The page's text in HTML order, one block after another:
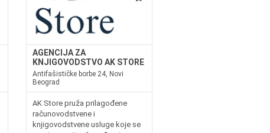
AGENCIJA ZA
KNJIGOVODSTVO AK STORE
Antifašističke borbe 24, Novi
Beograd
AK Store pruža prilagođene
računovodstvene i
knjigovodstvene usluge koje se